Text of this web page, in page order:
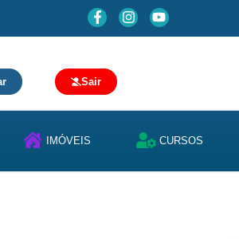
Sair
IMÓVEIS CURSOS